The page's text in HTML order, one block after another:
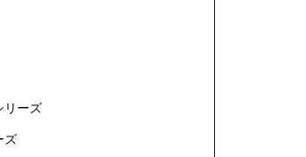
リーズ
ズ